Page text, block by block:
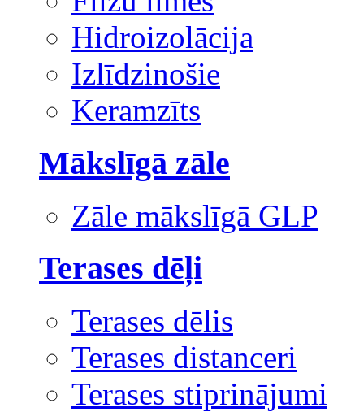
Hidroizolācija
Izlīdzinošie
Keramzīts
Mākslīgā zāle
Zāle mākslīgā GLP
Terases dēļi
Terases dēlis
Terases distanceri
Terases stiprinājumi